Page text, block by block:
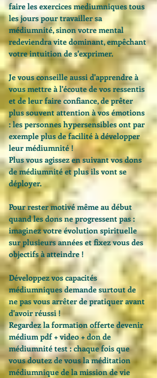
faire les exercices mediumniques tous
les jours pour travailler sa
médiumnité, sinon votre mental
redeviendra vite dominant, empêchant
votre intuition de s'exprimer.
Je vous conseille aussi d'apprendre à
vous mettre à l'écoute de vos ressentis
et de leur faire confiance, de prêter
plus souvent attention à vos émotions
: les personnes hypersensibles ont par
exemple plus de facilité à développer
leur médiumnité !
Plus vous agissez en suivant vos dons
de médiumnité et plus ils vont se
déployer.
Pour rester motivé même au début
quand les dons ne progressent pas :
imaginez votre évolution spirituelle
sur plusieurs années et fixez vous des
objectifs à atteindre !
Développez vos capacités
médiumniques demande surtout de
ne pas vous arrêter de pratiquer avant
d'avoir réussi !
Regardez la formation offerte devenir
médium pdf + video + don de
médiumnité test : chaque fois que
vous doutez de vous la méditation
médiumnique de la mission de vie